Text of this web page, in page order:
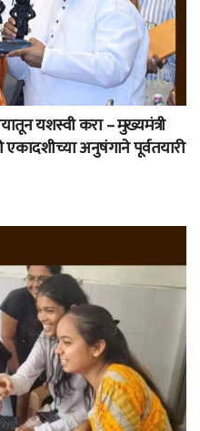
यशस्वी करा – मुख्यमंत्री
अनुषंगाने पूर्वतयारी